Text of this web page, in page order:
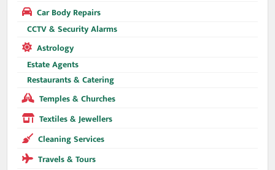
Car Body Repairs
CCTV & Security Alarms
Astrology
Estate Agents
Restaurants & Catering
Temples & Churches
Textiles & Jewellers
Cleaning Services
Travels & Tours